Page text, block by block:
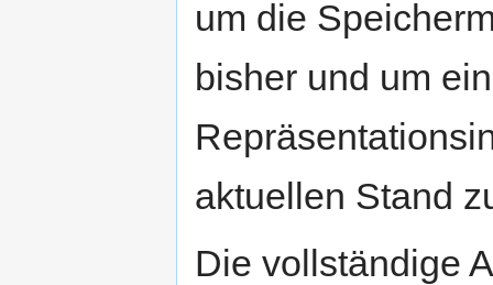
um die
bisher und um
aktuellen Stand
Die vollständige